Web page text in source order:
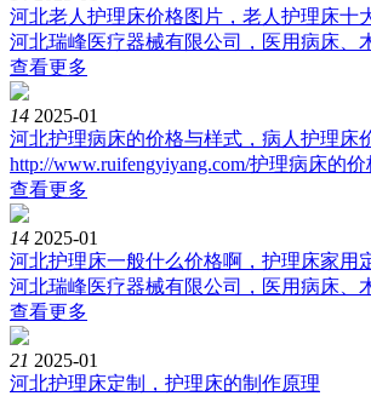
河北老人护理床价格图片，老人护理床十
河北瑞峰医疗器械有限公司，医用病床、
查看更多
14 2025-01
河北护理病床的价格与样式，病人护理床
http://www.ruifengyiyang.com/护理病床
查看更多
14 2025-01
河北护理床一般什么价格啊，护理床家用
河北瑞峰医疗器械有限公司，医用病床、
查看更多
21 2025-01
河北护理床定制，护理床的制作原理